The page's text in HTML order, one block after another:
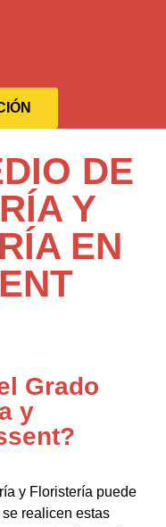
DE
Y
EN
Grado
y
y Floristería puede
realicen estas